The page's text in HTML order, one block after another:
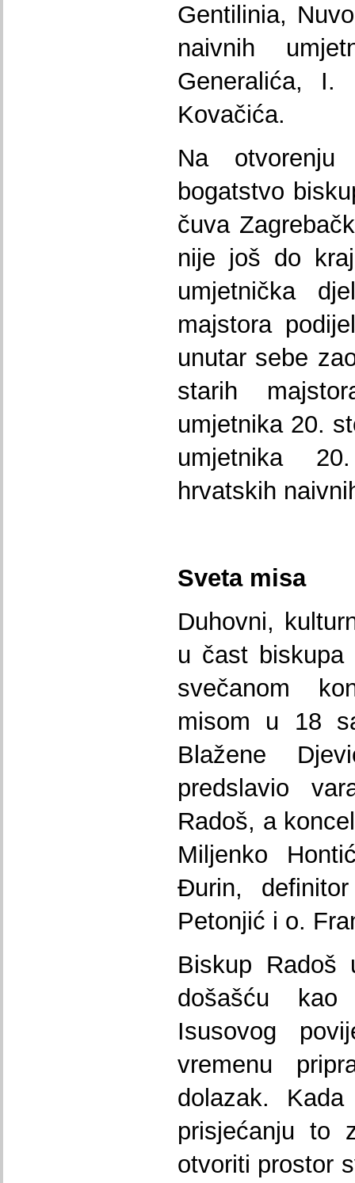
Gentilinia,
naivnih
Generalića, I.
Kovačića.
Na
bogatstvo
čuva
nije još do
umjetnička
majstora
unutar sebe
starih
umjetnika 20.
umjetnika
hrvatskih
Sveta misa
Duhovni,
u čast
svečanom
misom u 18
Blažene
predslavio
Radoš, a
Miljenko
Đurin,
Petonjić i o.
Biskup
došašću kao
Isusovog
vremenu
dolazak.
prisjećanju to
otvoriti prostor